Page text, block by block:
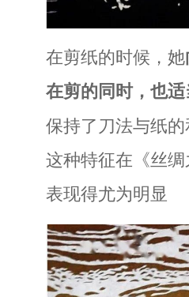
在剪纸的时候，她
在剪的同时，也适
保持了刀法与纸的
这种特征在《丝
表现得尤为明显